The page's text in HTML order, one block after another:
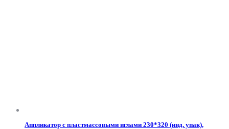
Аппликатор с пластмассовыми иглами 230*320 (инд. упак),